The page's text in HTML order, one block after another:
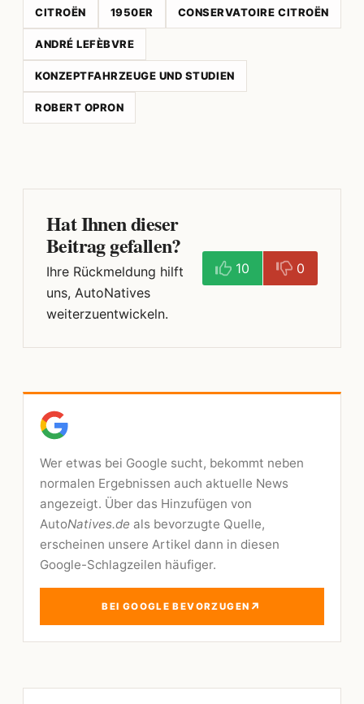
CITROËN 1950ER CONSERVATOIRE CITROËN
ANDRÉ LEFÈBVRE
KONZEPTFAHRZEUGE UND STUDIEN
ROBERT OPRON
Hat Ihnen dieser
Beitrag gefallen?
Ihre Rückmeldung hilft
uns, AutoNatives
weiterzuentwickeln.
10 0
Wer etwas bei Google sucht, bekommt neben
normalen Ergebnissen auch aktuelle News
angezeigt. Über das Hinzufügen von
AutoNatives.de als bevorzugte Quelle,
erscheinen unsere Artikel dann in diesen
Google-Schlagzeilen häufiger.
BEI GOOGLE BEVORZUGEN ↗